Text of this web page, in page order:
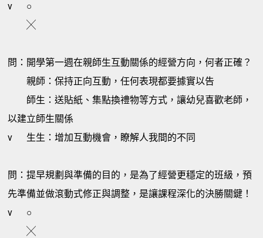
v
○
╳
問：開學第一週在親師生互動關係的經營方向，何者正確？
親師：保持正向互動，任何表現都要據實以告
師生：送貼紙、集點換禮物等方式，讓幼兒喜歡老師，
以建立師生關係
v
生生：增加互動機會，瞭解人我間的不同
問：提早規劃與準備的目的，是為了經營更穩定的班級，預
先準備並做滾動式修正與調整，是讓課程深化的決勝關鍵！
v
○
╳